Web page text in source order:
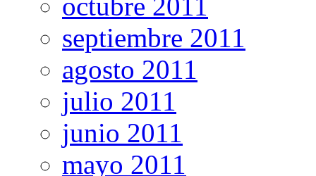
septiembre 2011
agosto 2011
julio 2011
junio 2011
mayo 2011